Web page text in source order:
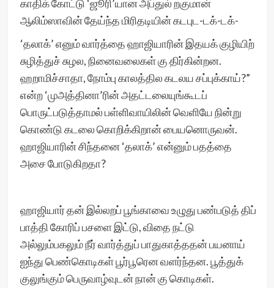
காதிக் கோட்டு ‘ஜூரி’யான அப்துல் றகுமான்
ஆலிம்ஸாவின் தேய்ந்த மிரிதடியின் கடபுட-டக்-டக்-
‘தலாக்’ எனும் வார்த்தை ஹாஜியாரின் இதயக் குழியிற்
சுழித்துச் சுழல, நினைவலைகள் கு திர்கின்றன.
ஹறாமிச்சாதா, நோம்பு காலத்தில கடலய சப்புக்காய்?”
என்ற ‘முஅத்தினா’ரின் அதட்டலையுங்கூடப்
பொருட்படுத்தாமல் பள்ளிவாயிலின் வெளியே நின்று
கொண்டு கடலை கொறிக்கிறான் பையனொருவன்.
ஹாஜியாரின் சிந்தனை ‘தலாக்’ என்னும் பதத்தை
அசை போடுகிறதா?
ஹாஜியார் தன் இல்லறப் பூங்காவை உழுது பண்படுத் திப்
பாத்தி கோரிப் பசளை இட்டு, விதை நட்டு
அல்லும்பகலும் நீர் வார்த்துப் பாதுகாத்ததன் பயனாய்
ஐந்து பெண்கொடிகள் பூர்பூரென வளர்ந்தன. பூத்துக்
குலுங்கும் பெருவாழ்வுடன் நான் கு கொடிகள்.